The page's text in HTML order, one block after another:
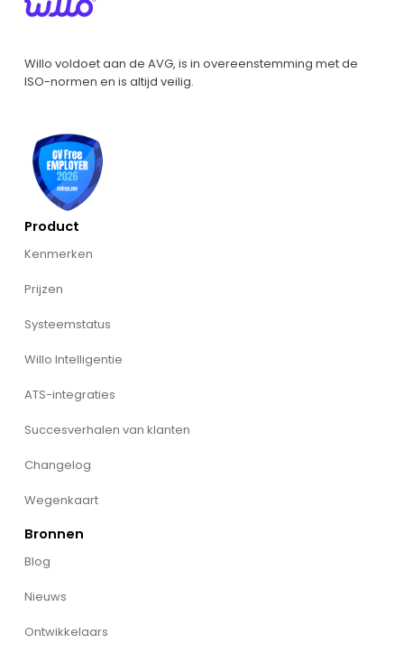
Willo voldoet aan de AVG, is in overeenstemming met de
ISO-normen en is altijd veilig.
Product
Kenmerken
Prijzen
Systeemstatus
Willo Intelligentie
ATS-integraties
Succesverhalen van klanten
Changelog
Wegenkaart
Bronnen
Blog
Nieuws
Ontwikkelaars